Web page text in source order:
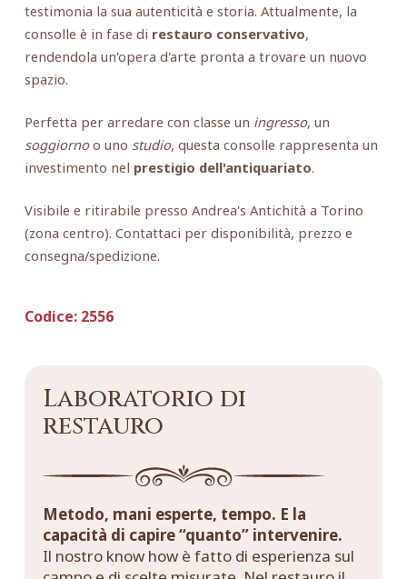
testimonia la sua autenticità e storia. Attualmente, la
consolle è in fase di restauro conservativo,
rendendola un'opera d'arte pronta a trovare un nuovo
spazio.
Perfetta per arredare con classe un ingresso, un
soggiornoo uno studio, questa consolle rappresenta un
investimento nel prestigio dell'antiquariato.
Visibile e ritirabile presso Andrea's Antichità a Torino
(zona centro). Contattaci per disponibilità, prezzo e
consegna/spedizione.
Codice:2556
Laboratorio di
restauro
Metodo, mani esperte, tempo. E la
capacità di capire “quanto” intervenire.
Il nostro know how è fatto di esperienza sul